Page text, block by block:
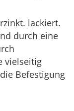
lackiert.
durch eine
vielseitig
Befestigung